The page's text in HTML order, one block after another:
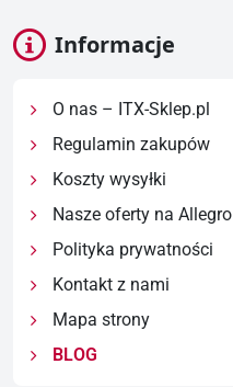
Informacje
O nas – ITX-Sklep.pl
Regulamin zakupów
Koszty wysyłki
Nasze oferty na Allegro
Polityka prywatności
Kontakt z nami
Mapa strony
BLOG